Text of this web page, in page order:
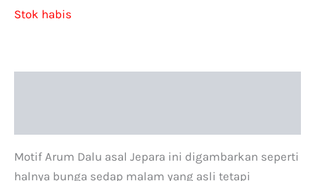
Stok habis
Motif Arum Dalu asal Jepara ini digambarkan seperti
halnya bunga sedap malam yang asli tetapi